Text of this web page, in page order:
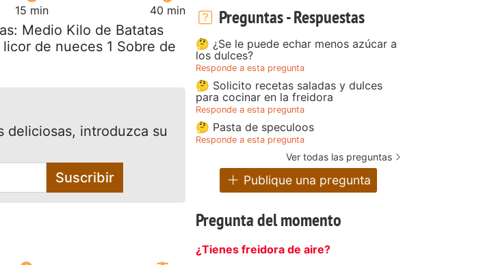
15 min 40 min
Medio Kilo de Batatas
de nueces 1 Sobre de
deliciosas, introduzca su
Suscribir
Preguntas - Respuestas
🤔 ¿Se le puede echar menos azúcar a
los dulces?
Responde a esta pregunta
🤔 Solicito recetas saladas y dulces
para cocinar en la freidora
Responde a esta pregunta
🤔 Pasta de speculoos
Responde a esta pregunta
Ver todas las preguntas
Publique una pregunta
Pregunta del momento
¿Tienes freidora de aire?